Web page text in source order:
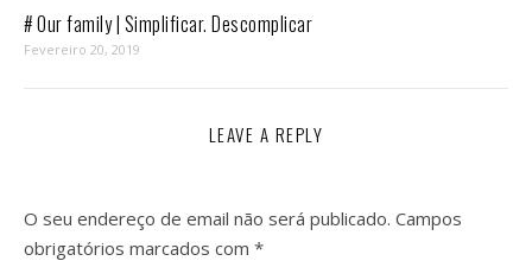
# Our family | Simplificar. Descomplicar
Fevereiro 20, 2019
LEAVE A REPLY
O seu endereço de email não será publicado. Campos
obrigatórios marcados com *